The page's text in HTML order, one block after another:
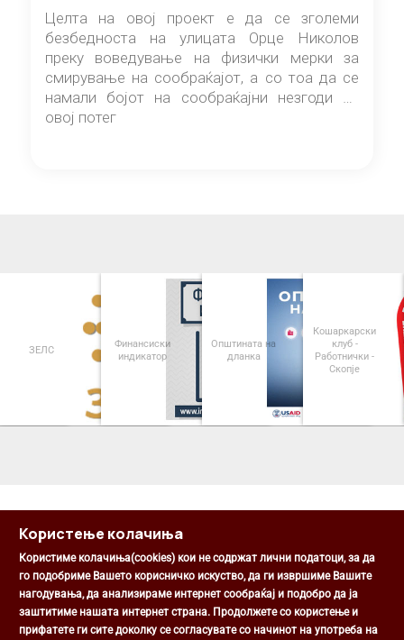
Целта на овој проект е да се зголеми
безбедноста на улицата Орце Николов
преку воведување на физички мерки за
смирување на сообраќајот, а со тоа да се
намали бојот на сообраќајни незгоди на
овој потег
ЗЕЛС
Финансиски
индикатор
Општината на
дланка
Кошаркарски
клуб -
Работнички -
Скопје
Општина Центар
Михаил Цоков бр. 1, Скопје
Користење колачиња
Користиме колачиња(cookies) кои не содржат лични податоци, за да
го подобриме Вашето корисничко искуство, да ги извршиме Вашите
нагодувања, да анализираме интернет сообраќај и подобро да ја
заштитиме нашата интернет страна. Продолжете со користење и
прифатете ги сите доколку се согласувате со начинот на употреба на